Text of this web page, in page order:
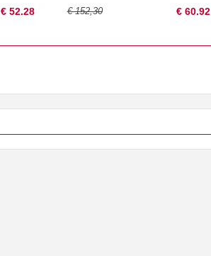
€ 52.28 € 152,30 € 60.92